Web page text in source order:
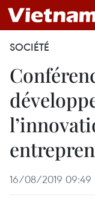
SOCIÉTÉ
16/08/2019 09:49